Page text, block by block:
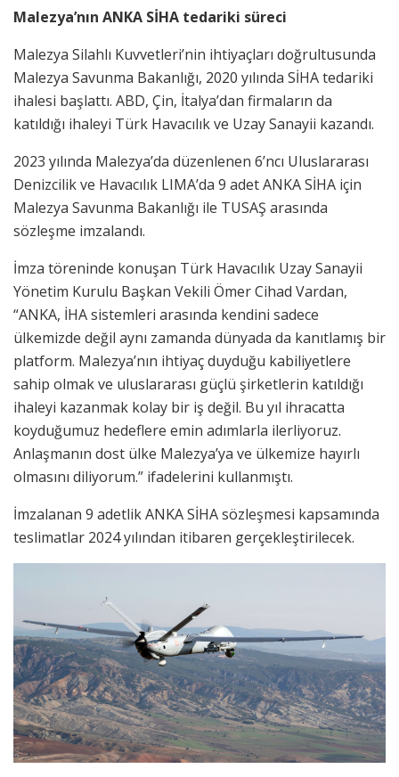
Malezya’nın ANKA SİHA tedariki süreci
Malezya Silahlı Kuvvetleri’nin ihtiyaçları doğrultusunda
Malezya Savunma Bakanlığı, 2020 yılında SİHA tedariki
ihalesi başlattı. ABD, Çin, İtalya’dan firmaların da
katıldığı ihaleyi Türk Havacılık ve Uzay Sanayii kazandı.
2023 yılında Malezya’da düzenlenen 6’ncı Uluslararası
Denizcilik ve Havacılık LIMA’da 9 adet ANKA SİHA için
Malezya Savunma Bakanlığı ile TUSAŞ arasında
sözleşme imzalandı.
İmza töreninde konuşan Türk Havacılık Uzay Sanayii
Yönetim Kurulu Başkan Vekili Ömer Cihad Vardan,
“ANKA, İHA sistemleri arasında kendini sadece
ülkemizde değil aynı zamanda dünyada da kanıtlamış bir
platform. Malezya’nın ihtiyaç duyduğu kabiliyetlere
sahip olmak ve uluslararası güçlü şirketlerin katıldığı
ihaleyi kazanmak kolay bir iş değil. Bu yıl ihracatta
koyduğumuz hedeflere emin adımlarla ilerliyoruz.
Anlaşmanın dost ülke Malezya’ya ve ülkemize hayırlı
olmasını diliyorum.” ifadelerini kullanmıştı.
İmzalanan 9 adetlik ANKA SİHA sözleşmesi kapsamında
teslimatlar 2024 yılından itibaren gerçekleştirilecek.